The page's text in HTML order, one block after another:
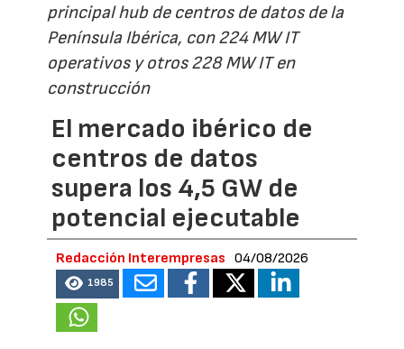
principal hub de centros de datos de la
Península Ibérica, con 224 MW IT
operativos y otros 228 MW IT en
construcción
El mercado ibérico de
centros de datos
supera los 4,5 GW de
potencial ejecutable
Redacción Interempresas 04/08/2026
1985